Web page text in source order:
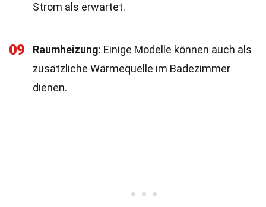
Strom als erwartet.
09 Raumheizung: Einige Modelle können auch als
zusätzliche Wärmequelle im Badezimmer
dienen.